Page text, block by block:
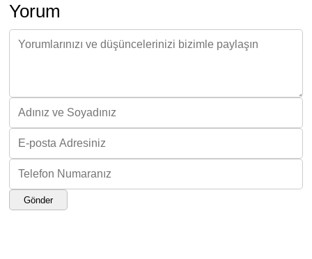
Yorum
Gönder